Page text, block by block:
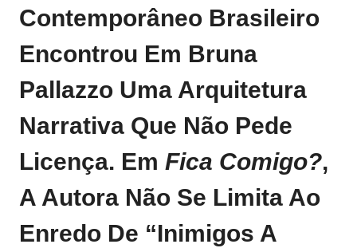
Contemporâneo Brasileiro
Encontrou Em Bruna
Pallazzo Uma Arquitetura
Narrativa Que Não Pede
Licença. Em Fica Comigo?,
A Autora Não Se Limita Ao
Enredo De “inimigos A